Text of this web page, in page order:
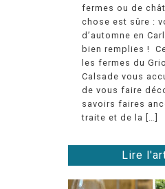
fermes ou de
chose est sûre :
d’automne en
bien remplies !
les fermes du
Calsade vous
de vous faire
savoirs faires
traite et de la […]
Lire